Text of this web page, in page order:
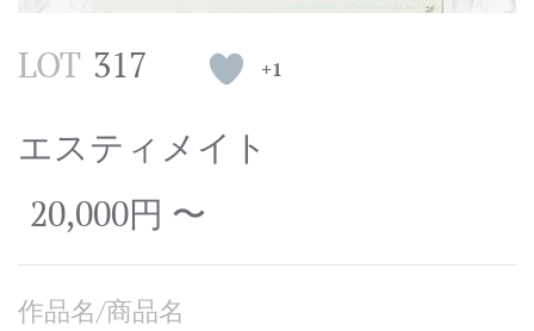
LOT 317 +1
エスティメイト
20,000円 〜
作品名/商品名